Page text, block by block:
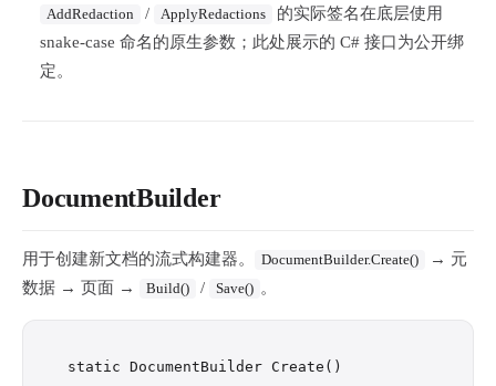
AddRedaction / ApplyRedactions
的实际签名在底层使用
snake-case 命名的原生参数；此处展示的 C# 接口为公开绑
定。
DocumentBuilder
用于创建新文档的流式构建器。 DocumentBuilder.Create()
→ 元
数据 → 页面 →
Build() / Save() 。
static DocumentBuilder Create()